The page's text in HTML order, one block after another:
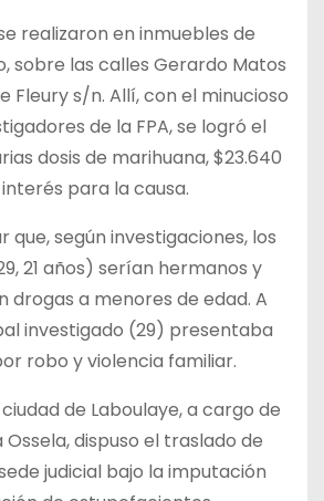
realizaron en inmuebles de
sobre las calles Gerardo Matos
Fleury s/n. Allí, con el minucioso
de la FPA, se logró el
dosis de marihuana, $23.640
para la causa.
que, según investigaciones, los
21 años) serían hermanos y
drogas a menores de edad. A
investigado (29) presentaba
robo y violencia familiar.
de Laboulaye, a cargo de
Ossela, dispuso el traslado de
judicial bajo la imputación